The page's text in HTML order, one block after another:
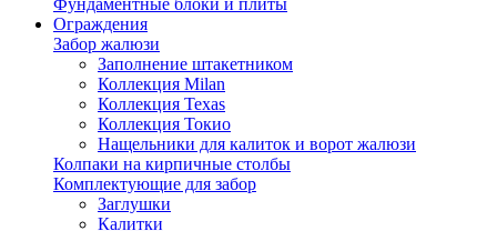
Фундаментные блоки и плиты
Ограждения
Забор жалюзи
Заполнение штакетником
Коллекция Milan
Коллекция Texas
Коллекция Токио
Нащельники для калиток и ворот жалюзи
Колпаки на кирпичные столбы
Комплектующие для забор
Заглушки
Калитки